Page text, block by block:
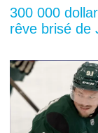
300 000
rêve brisé de